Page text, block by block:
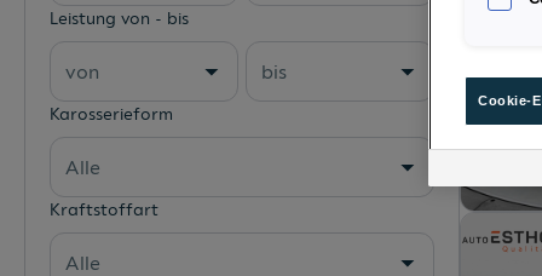
Leistung von - bis
von bis
Karosserieform
Alle
Kraftstoffart
Alle
Cookie-